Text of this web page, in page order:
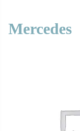
Mercedes